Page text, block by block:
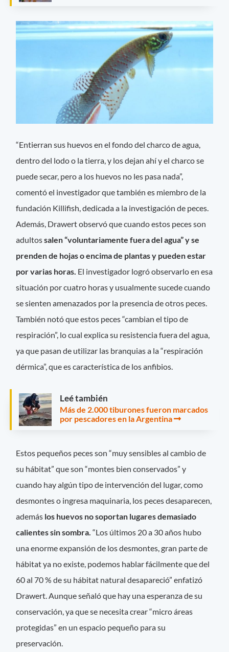
“Entierran sus huevos en el fondo del charco de agua,
dentro del lodo o la tierra, y los dejan ahí y el charco se
puede secar, pero a los huevos no les pasa nada”,
comentó el investigador que también es miembro de la
fundación Killifish, dedicada a la investigación de peces.
Además, Drawert observó que cuando estos peces son
adultossalen “voluntariamente fuera del agua” y se
prenden de hojas o encima de plantas y pueden estar
por varias horas. El investigador logró observarlo en esa
situación por cuatro horas y usualmente sucede cuando
se sienten amenazados por la presencia de otros peces.
También notó que estos peces “cambian el tipo de
respiración”, lo cual explica su resistencia fuera del agua,
ya que pasan de utilizar las branquias a la “respiración
dérmica”, que es característica de los anfibios.
Leé también
Más de 2.000 tiburones fueron marcados
por pescadores en la Argentina
Estos pequeños peces son “muy sensibles al cambio de
su hábitat” que son “montes bien conservados” y
cuando hay algún tipo de intervención del lugar, como
desmontes o ingresa maquinaria, los peces desaparecen,
además los huevos no soportan lugares demasiado
calientes sin sombra. “Los últimos 20 a 30 años hubo
una enorme expansión de los desmontes, gran parte de
hábitat ya no existe, podemos hablar fácilmente que del
60 al 70 % de su hábitat natural desapareció” enfatizó
Drawert. Aunque señaló que hay una esperanza de su
conservación, ya que se necesita crear “micro áreas
protegidas” en un espacio pequeño para su
preservación.